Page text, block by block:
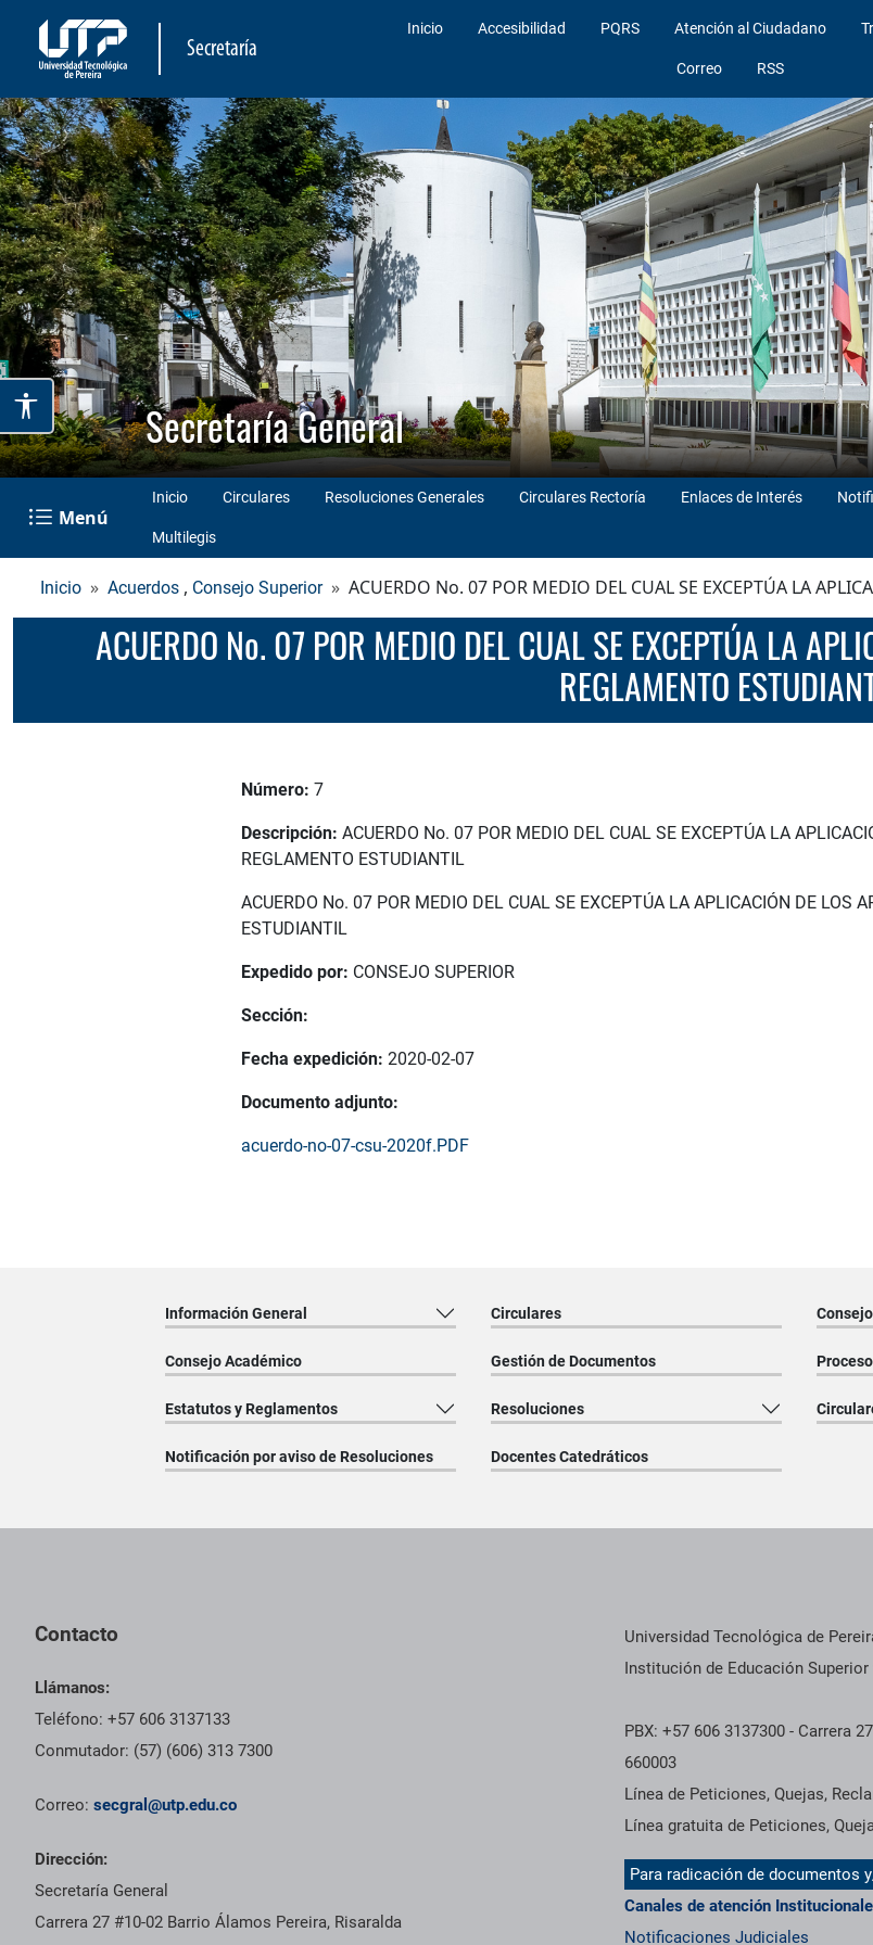
Secretaría
Inicio Accesibilidad PQRS Atención al Ciudadano
Correo RSS
Secretaría General
Menú
Inicio Circulares Resoluciones Generales Circulares Rectoría Enlaces de Interés
Multilegis
Inicio Acuerdos , Consejo Superior ACUERDO No. 07 POR MEDIO DEL CUAL SE EXCEPTÚA LA
ACUERDO No. 07 POR MEDIO DEL CUAL SE EXCEPTÚA LA APLICACIÓN DE LOS ARTÍCULOS 41 Y 43 DEL
REGLAMENTO
Número: 7
Descripción: ACUERDO No. 07 POR MEDIO DEL CUAL SE EXCEPTÚA LA
REGLAMENTO ESTUDIANTIL
ACUERDO No. 07 POR MEDIO DEL CUAL SE EXCEPTÚA LA APLICACIÓN DE LOS
ESTUDIANTIL
Expedido por: CONSEJO SUPERIOR
Sección:
Fecha expedición: 2020-02-07
Documento adjunto:
acuerdo-no-07-csu-2020f.PDF
Información General Circulares
Consejo Académico Gestión de Documentos
Estatutos y Reglamentos Resoluciones
Notificación por aviso de Resoluciones Docentes Catedráticos
Contacto
Llámanos:
Teléfono: +57 606 3137133
Conmutador: (57) (606) 313 7300
Correo: secgral@utp.edu.co
Dirección:
Secretaría General
Carrera 27 #10-02 Barrio Álamos Pereira, Risaralda
Información
Universidad Tecnológica de
Institución de Educación
PBX: +57 606 3137300 - Carrera
660003
Línea de Peticiones, Quejas,
Línea gratuita de Peticiones,
Para radicación de documentos
Canales de atención
Notificaciones Judiciales